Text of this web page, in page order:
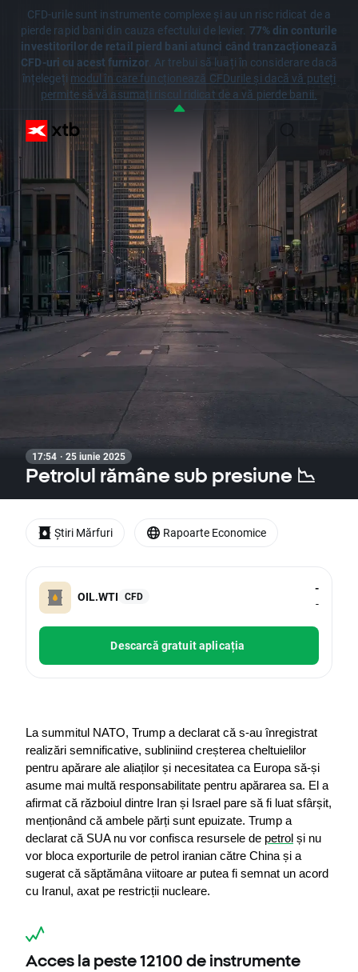
CFD-urile sunt instrumente complexe și au un risc ridicat de a
pierde rapid bani din cauza efectului de levier. 77% din conturile
investitorilor de retail pierd bani atunci când tranzacționează
CFD-uri cu acest furnizor. Ar trebui să luați în considerare dacă
înțelegeți modul în care funcționează CFDurile și dacă vă puteți
permite să vă asumați riscul ridicat de a vă pierde banii.
17:54 · 25 iunie 2025
Petrolul rămâne sub presiune 📉
OIL.WTI CFD
-
-
Descarcă gratuit aplicația
La summitul NATO, Trump a declarat că s-au înregistrat
realizări semnificative, subliniind creșterea cheltuielilor
pentru apărare ale aliaților și necesitatea ca Europa să-și
asume mai multă responsabilitate pentru apărarea sa. El a
afirmat că războiul dintre Iran și Israel pare să fi luat sfârșit,
menționând că ambele părți sunt epuizate. Trump a
declarat că SUA nu vor confisca resursele de petrol și nu
vor bloca exporturile de petrol iranian către China și a
sugerat că săptămâna viitoare ar putea fi semnat un acord
cu Iranul, axat pe restricții nucleare.
Acces la peste 12100 de instrumente
Știri Mărfuri Rapoarte Economice